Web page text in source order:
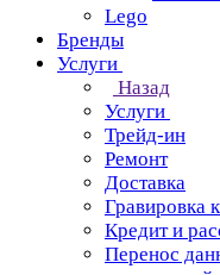
Lego
Бренды
Услуги
Назад
Услуги
Трейд-ин
Ремонт
Доставка
Гравировка
Кредит и
Перенос